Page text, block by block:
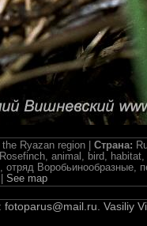
Ryazan region | Страна:
animal, bird, habitat,
Воробьинообразные,
See map
Vasiliy